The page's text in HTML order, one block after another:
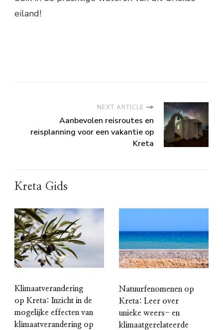
eiland!
NEXT ARTICLE
Aanbevolen reisroutes en
reisplanning voor een vakantie op
Kreta
Kreta Gids
Klimaatverandering
op Kreta: Inzicht in de
mogelijke effecten van
klimaatverandering op
Natuurfenomenen op
Kreta: Leer over
unieke weers- en
klimaatgerelateerde